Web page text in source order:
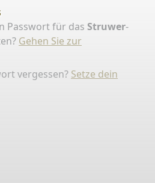
Passwort für das Struwer-
Gehen Sie zur
vergessen? Setze dein